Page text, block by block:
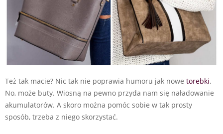
Też tak macie? Nic tak nie poprawia humoru jak nowe torebki.
No, może buty. Wiosną na pewno przyda nam się naładowanie
akumulatorów. A skoro można pomóc sobie w tak prosty
sposób, trzeba z niego skorzystać.